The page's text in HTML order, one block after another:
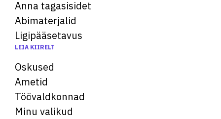
Anna tagasisidet
Abimaterjalid
Ligipääsetavus
LEIA KIIRELT
Oskused
Ametid
Töövaldkonnad
Minu valikud